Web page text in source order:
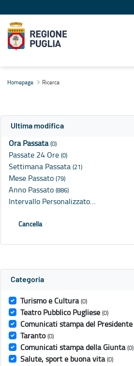
Homepage Ricerca
Ultima modifica
Ora Passata(0)
Passate 24 Ore (0)
Settimana Passata (21)
Mese Passato (79)
Anno Passato (886)
Intervallo Personalizzato…
Cancella
Categoria
Turismo e Cultura (0)
Teatro Pubblico Pugliese (0)
Comunicati stampa del Presidente
Taranto (0)
Comunicati stampa della Giunta (0)
Salute, sport e buona vita (0)